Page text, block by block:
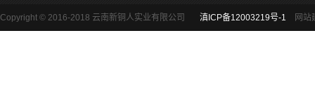
生资源
Copyright © 2016-2018 云南新铜人实业有限公司 滇ICP备12003219号-1 网站